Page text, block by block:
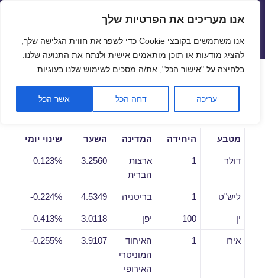
פתח
אנו מעריכים את הפרטיות שלך
אנו משתמשים בקובצי Cookie כדי לשפר את חווית הגלישה שלך,
להציג מודעות או תוכן מותאמים אישית ולנתח את התנועה שלנו.
בלחיצה על "אישור הכל", את/ה מסכים לשימוש שלנו בעוגיות.
עריכה דחה הכל אשר הכל
שערי חליפין יציגים – שער יציג
תפריטים
ווידג'טים
שערי חליפין יומיים לתאריך
21/04/2021
מטבע היחידה המדינה השער שינוי יומי
דולר 1
ארצות
הברית
3.2560
0.123%
ליש"ט 1 בריטניה 4.5349
0.224%-
ין 100 יפן 3.0118
0.413%
אירו 1
האיחוד
המוניטרי
האירופי
3.9107
0.255%-